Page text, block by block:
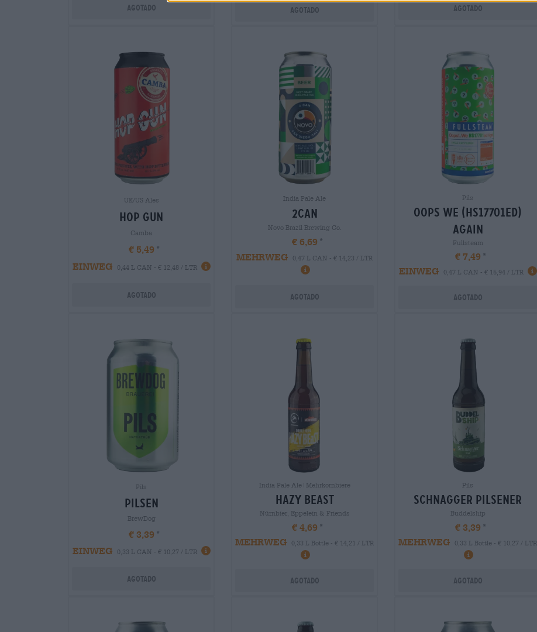
Agotado Agotado Agotado
UK/US Ales
hop gun
Camba
€ 5,49
EINWEG
0,44 L CAN - € 12,48 / LTR
Agotado
India Pale Ale
2can
Novo Brazil Brewing Co.
€ 6,69
MEHRWEG
0,47 L CAN - € 14,23 / LTR
Agotado
Pils
oops we (hs17701ed)
again
Fullsteam
€ 7,49
EINWEG
0,47 L CAN - € 15,94 / LTR
Agotado
Pils
Pilsen
BrewDog
€ 3,39
EINWEG
0,33 L CAN - € 10,27 / LTR
Agotado
India Pale Ale|Mehrkornbiere
hazy beast
Nürnbier, Eppelein & Friends
€ 4,69
MEHRWEG
0,33 L Bottle - € 14,21 / LTR
Agotado
Pils
schnagger pilsener
Buddelship
€ 3,39
MEHRWEG
0,33 L Bottle - € 10,27 / LTR
Agotado